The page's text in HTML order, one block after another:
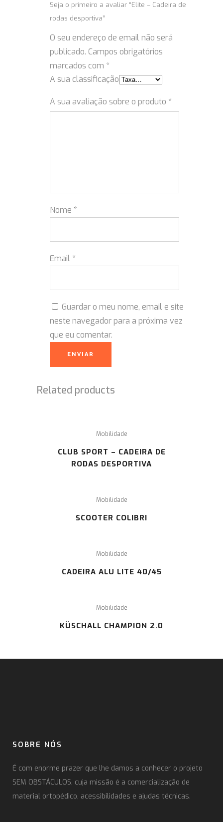
Seja o primeiro a avaliar “Elite – Cadeira de
rodas desportiva”
O seu endereço de email não será
publicado. Campos obrigatórios
marcados com *
A sua classificação
A sua avaliação sobre o produto *
Nome *
Email *
Guardar o meu nome, email e site
neste navegador para a próxima vez
que eu comentar.
Related products
Mobilidade
CLUB SPORT – CADEIRA DE
RODAS DESPORTIVA
Mobilidade
SCOOTER COLIBRI
Mobilidade
CADEIRA ALU LITE 40/45
Mobilidade
KÜSCHALL CHAMPION 2.0
SOBRE NÓS
É com enorme prazer que lhe damos a conhecer o projeto
SEM OBSTÁCULOS, cuja missão é a comercialização de
material ortopédico, acessibilidades e ajudas técnicas.